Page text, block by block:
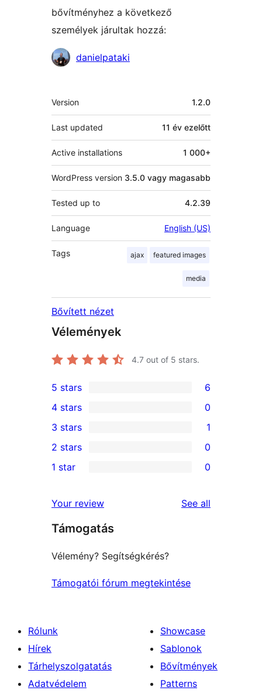
bővítményhez a következő
személyek járultak hozzá:
Közreműködők
danielpataki
Meta
Version 1.2.0
Last updated 11 év ezelőtt
Active installations 1 000+
WordPress version 3.5.0 vagy magasabb
Tested up to 4.2.39
Language English (US)
Tags ajax featured images
media
Bővített nézet
Vélemények
4.7 out of 5 stars.
6
5-
star
reviews
5 stars 6
4-
star
reviews
4 stars 0
1
3-
star
3 stars 1
2-
reviews
2 stars 0
star
reviews
1 star 0
Your review See all
Támogatás
Vélemény? Segítségkérés?
Támogatói fórum megtekintése
Rólunk
Hírek
Tárhelyszolgatatás
Adatvédelem
Showcase
Sablonok
Bővítmények
Patterns